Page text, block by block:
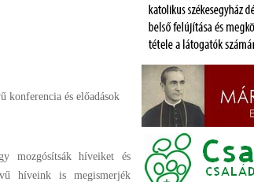
konferencia és előadások
mozgósítsák híveiket és
híveink is megismerjék